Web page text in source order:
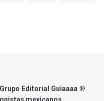
Editorial Guíaaaa ®
mexicanos